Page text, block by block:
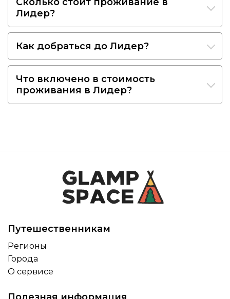
Лидер?
Как добраться до Лидер?
Что включено в стоимость
проживания в Лидер?
Путешественникам
Регионы
Города
О сервисе